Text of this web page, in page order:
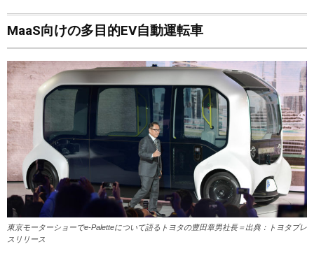
MaaS向けの多目的EV自動運転車
東京モーターショーでe-Paletteについて語るトヨタの豊田章男社長＝出典：トヨタプレ
スリリース